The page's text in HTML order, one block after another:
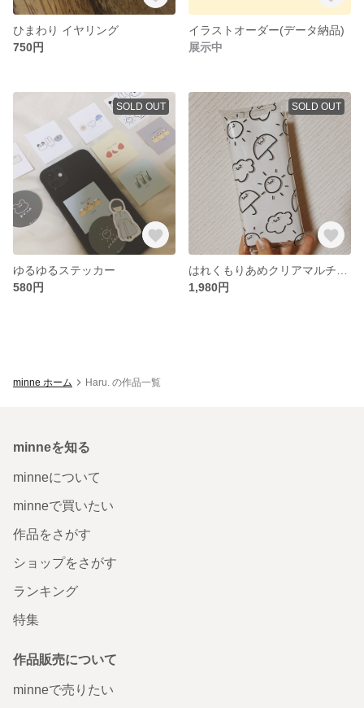
ひまわり イヤリング
750円
イラストオーダー(データ納品)
展示中
SOLD OUT
ゆるゆるステッカー
580円
SOLD OUT
1,980円
minne ホーム Haru. の作品一覧
minneを知る
minneについて
minneで買いたい
作品をさがす
ショップをさがす
ランキング
特集
作品販売について
minneで売りたい